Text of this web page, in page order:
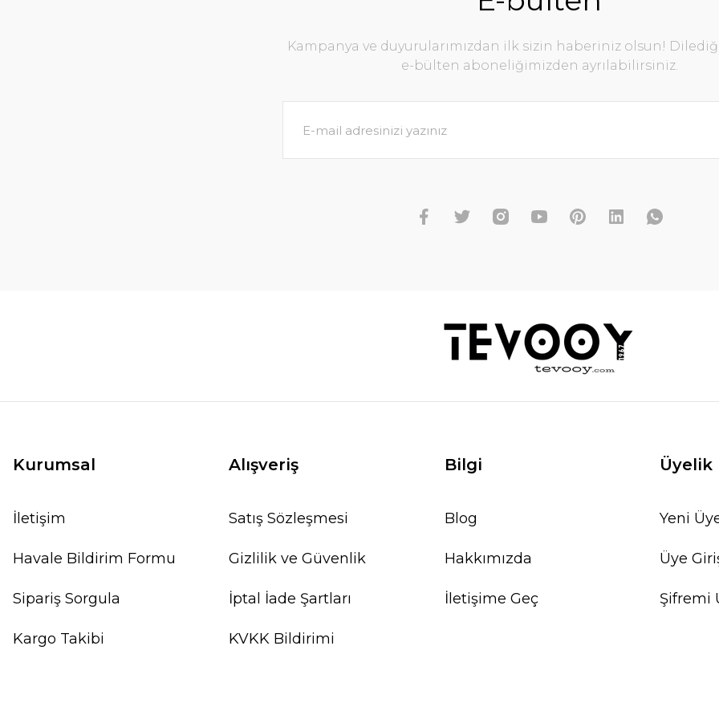
Kampanya ve duyurularımızdan ilk sizin haberiniz olsun!
e-bülten aboneliğimizden ayrılabilirsiniz.
Kurumsal
İletişim
Havale Bildirim Formu
Sipariş Sorgula
Kargo Takibi
Alışveriş
Satış Sözleşmesi
Gizlilik ve Güvenlik
İptal İade Şartları
KVKK Bildirimi
Bilgi
Blog
Hakkımızda
İletişime Geç
Üyelik
Yeni
Üye
Şifremi